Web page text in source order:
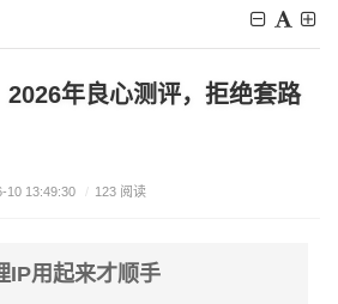
年良心测评，拒绝套路
10 13:49:30 / 123 阅读
IP用起来才顺手